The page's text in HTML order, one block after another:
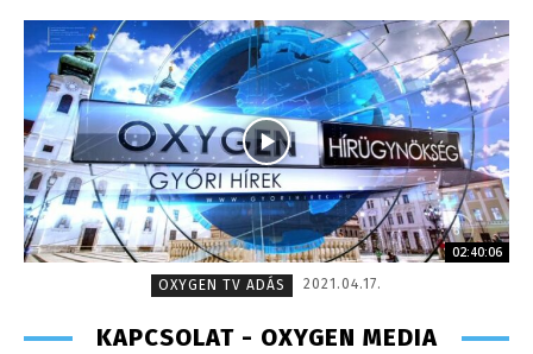
02:40:06
OXYGEN TV ADÁS
2021.04.17.
KAPCSOLAT - OXYGEN MEDIA